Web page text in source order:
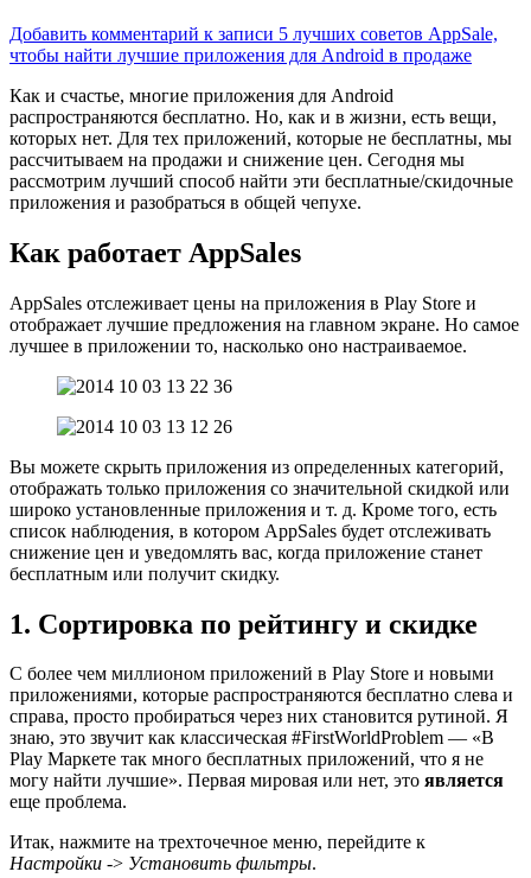
Добавить комментарий к записи 5 лучших советов AppSale,
чтобы найти лучшие приложения для Android в продаже
Как и счастье, многие приложения для Android
распространяются бесплатно. Но, как и в жизни, есть вещи,
которых нет. Для тех приложений, которые не бесплатны, мы
рассчитываем на продажи и снижение цен. Сегодня мы
рассмотрим лучший способ найти эти бесплатные/скидочные
приложения и разобраться в общей чепухе.
Как работает AppSales
AppSales отслеживает цены на приложения в Play Store и
отображает лучшие предложения на главном экране. Но самое
лучшее в приложении то, насколько оно настраиваемое.
Вы можете скрыть приложения из определенных категорий,
отображать только приложения со значительной скидкой или
широко установленные приложения и т. д. Кроме того, есть
список наблюдения, в котором AppSales будет отслеживать
снижение цен и уведомлять вас, когда приложение станет
бесплатным или получит скидку.
1. Сортировка по рейтингу и скидке
С более чем миллионом приложений в Play Store и новыми
приложениями, которые распространяются бесплатно слева и
справа, просто пробираться через них становится рутиной. Я
знаю, это звучит как классическая #FirstWorldProblem — «В
Play Маркете так много бесплатных приложений, что я не
могу найти лучшие». Первая мировая или нет, это является
еще проблема.
Итак, нажмите на трехточечное меню, перейдите к
Настройки -> Установить фильтры.